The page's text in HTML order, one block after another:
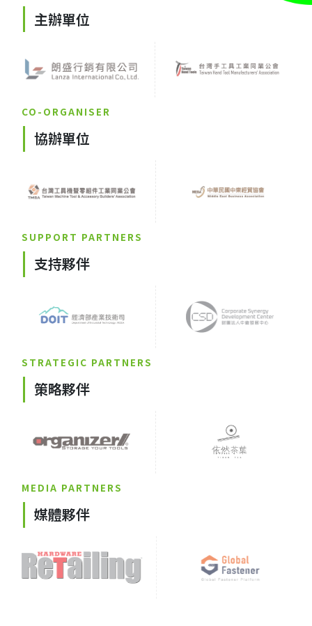
主辦單位
CO-ORGANISER
協辦單位
SUPPORT PARTNERS
支持夥伴
STRATEGIC PARTNERS
策略夥伴
MEDIA PARTNERS
媒體夥伴